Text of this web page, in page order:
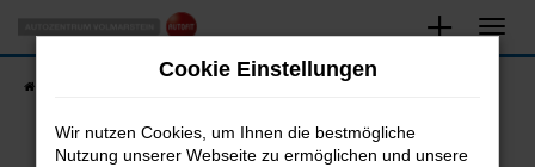
Zum
Hauptinhalt
springen
Fahrzeugsuche
Cookie Einstellungen
Wir nutzen Cookies, um Ihnen die bestmögliche
Nutzung unserer Webseite zu ermöglichen und unsere